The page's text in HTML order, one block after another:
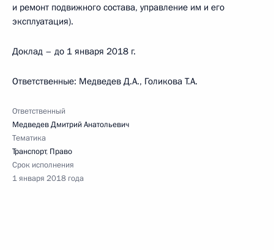
и ремонт подвижного состава, управление им и его
эксплуатация).
Доклад – до 1 января 2018 г.
Ответственные: Медведев Д.А., Голикова Т.А.
Ответственный
Медведев Дмитрий Анатольевич
Тематика
Транспорт, Право
Срок исполнения
1 января 2018 года